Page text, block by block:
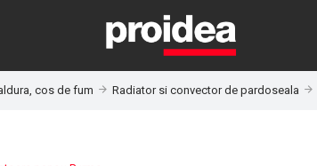
cos de fum Radiator si convector de pardoseala